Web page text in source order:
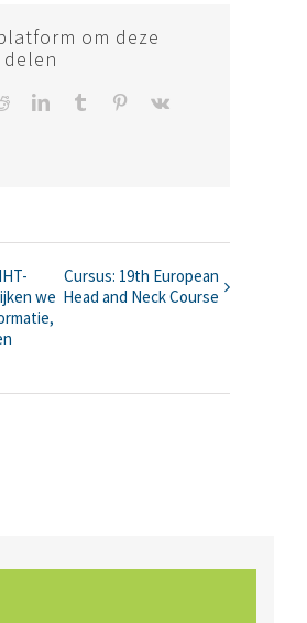
om deze
RedditLinkedInTumblr Pinterest
Vk
we
Cursus: 19th European
Head and Neck Course